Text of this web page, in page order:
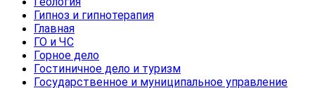
Гипноз и гипнотерапия
Главная
ГО и ЧС
Горное дело
Гостиничное дело и туризм
Государственное и муниципальное управление